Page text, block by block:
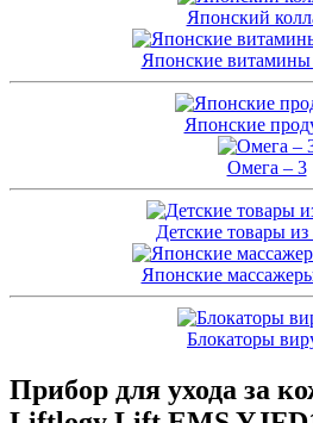
Японский
Японские витамины
Японские
Омега – 3
Детские товары
Японские
Блокаторы
Прибор для ухода за